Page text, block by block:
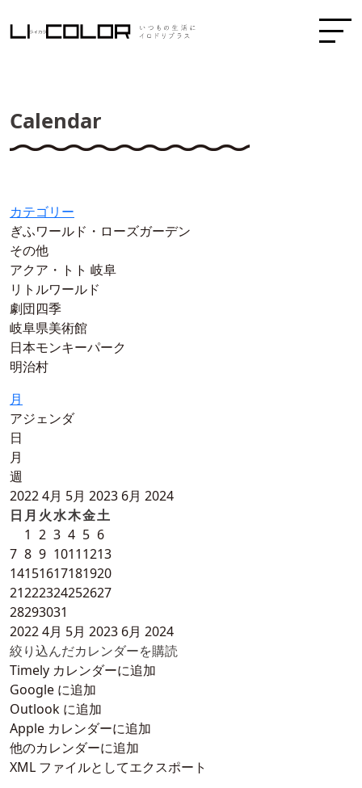
Calendar
カテゴリー
ぎふワールド・ローズガーデン
その他
アクア・トト 岐阜
リトルワールド
劇団四季
岐阜県美術館
日本モンキーパーク
明治村
月
アジェンダ
日
月
週
20224月 5月 2023 6月 2024
日 月 火水木金土
1 2 3 4 5 6
7 8 9 10111213
14151617181920
21222324252627
28293031
20224月 5月 2023 6月 2024
絞り込んだカレンダーを購読
Timely カレンダーに追加
Google に追加
Outlook に追加
Apple カレンダーに追加
他のカレンダーに追加
XML ファイルとしてエクスポート